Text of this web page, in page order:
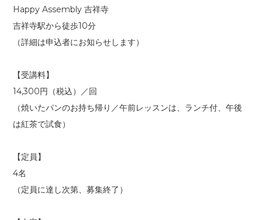
Happy Assembly 吉祥寺
吉祥寺駅から徒歩10分
（詳細は申込者にお知らせします）
【受講料】
14,300円（税込）／回
（焼いたパンのお持ち帰り／午前レッスンは、ランチ付、午後
は紅茶で試食）
【定員】
4名
（定員に達し次第、募集終了）